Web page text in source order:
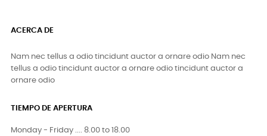
ACERCA DE
Nam nec tellus a odio tincidunt auctor a ornare odio Nam nec
tellus a odio tincidunt auctor a ornare odio tincidunt auctor a
ornare odio
TIEMPO DE APERTURA
Monday - Friday .... 8.00 to 18.00